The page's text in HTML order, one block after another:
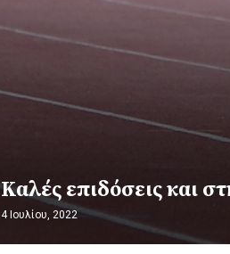
Καλές επιδόσεις και
4 Ιουλίου, 2022